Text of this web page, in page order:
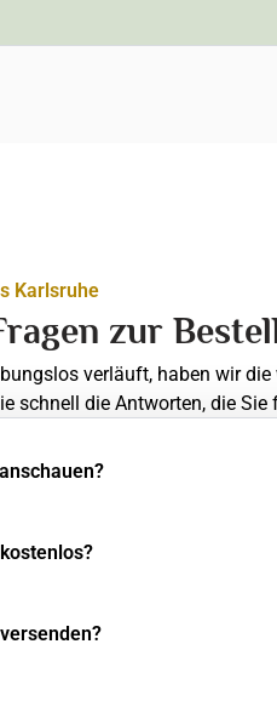
Karlsruhe
zur
verläuft, haben wir
schnell die Antworten, die Sie